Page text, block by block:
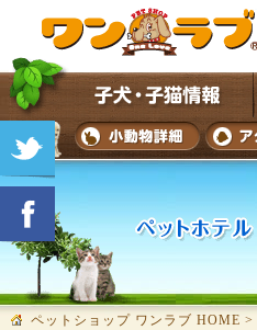
ペットショップ ワンラブ HOME >